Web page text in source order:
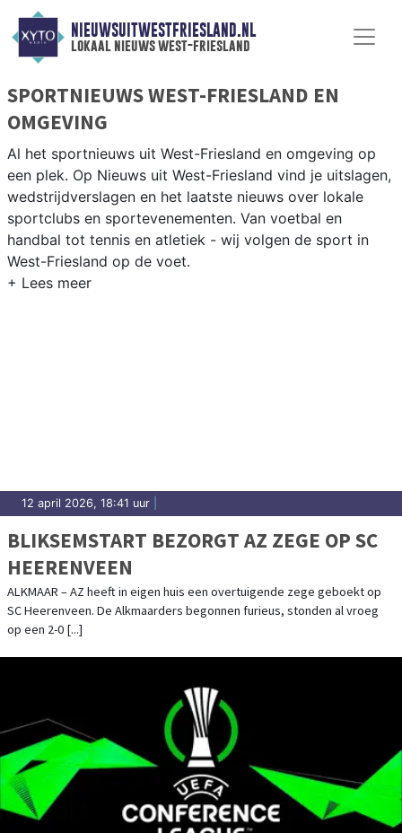
NIEUWSUITWESTFRIESLAND.NL
lokaal nieuws west-friesland
SPORTNIEUWS WEST-FRIESLAND EN
OMGEVING
Al het sportnieuws uit West-Friesland en omgeving op
een plek. Op Nieuws uit West-Friesland vind je uitslagen,
wedstrijdverslagen en het laatste nieuws over lokale
sportclubs en sportevenementen. Van voetbal en
handbal tot tennis en atletiek - wij volgen de sport in
West-Friesland op de voet.
12 april 2026, 18:41 uur
BLIKSEMSTART BEZORGT AZ ZEGE OP SC
HEERENVEEN
ALKMAAR – AZ heeft in eigen huis een overtuigende zege geboekt op
SC Heerenveen. De Alkmaarders begonnen furieus, stonden al vroeg
op een 2-0 [...]